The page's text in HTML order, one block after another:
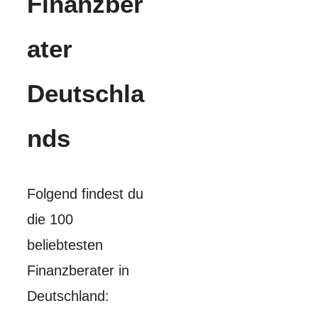
ater
Deutschla
nds
Folgend findest du
die 100
beliebtesten
Finanzberater in
Deutschland: